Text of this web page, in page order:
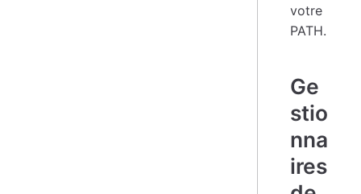
votre
PATH.
Ge
stio
nna
ires